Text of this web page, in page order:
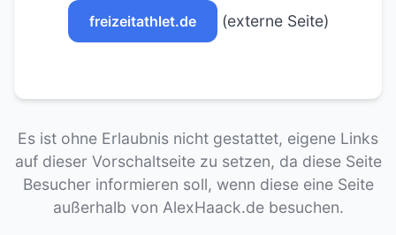
freizeitathlet.de (externe Seite)
Es ist ohne Erlaubnis nicht gestattet, eigene Links
auf dieser Vorschaltseite zu setzen, da diese Seite
Besucher informieren soll, wenn diese eine Seite
außerhalb von AlexHaack.de besuchen.